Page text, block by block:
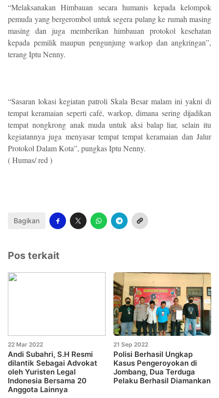
“Melaksanakan Himbauan secara humanis kepada kelompok
pemuda yang bergerombol untuk segera pulang ke rumah masing
masing dan juga memberikan himbauan protokol kesehatan
kepada pemilik maupun pengunjung warkop dan angkringan”,
terang Iptu Nenny.
“Sasaran lokasi kegiatan patroli Skala Besar malam ini yakni di
tempat keramaian seperti café, warkop, dimana sering dijadikan
tempat nongkrong anak muda untuk aksi balap liar, selain itu
kegiatannya juga menyasar tempat tempat keramaian dan Jalur
Protokol Dalam Kota”, pungkas Iptu Nenny.
( Humas/ red )
Bagikan
Pos terkait
22 Mar 2022
Andi Subahri, S.H Resmi
dilantik Sebagai Advokat
oleh Yuristen Legal
Indonesia Bersama 20
Anggota Lainnya
21 Sep 2022
Polisi Berhasil Ungkap
Kasus Pengeroyokan di
Jombang, Dua Terduga
Pelaku Berhasil Diamankan